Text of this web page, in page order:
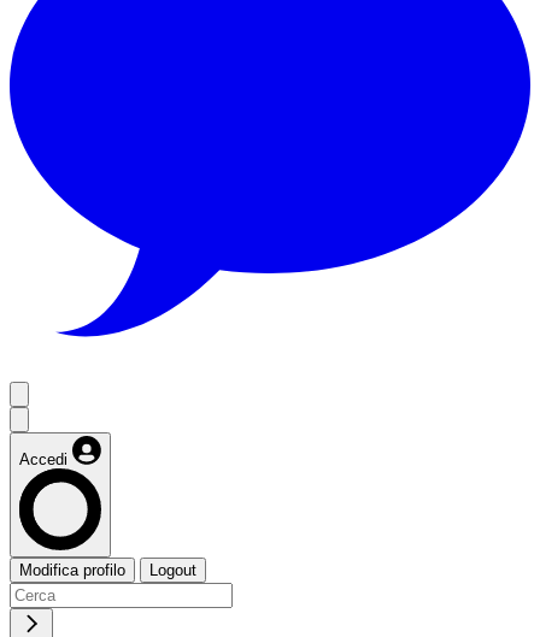
Accedi
Modifica profilo Logout